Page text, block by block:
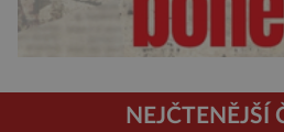
NEJČTENĚJŠÍ